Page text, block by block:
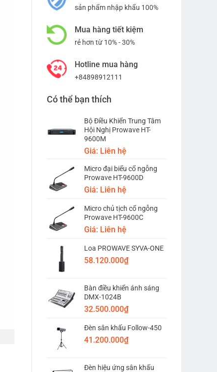
sản phẩm nhập khẩu 100%
Mua hàng tiết kiệm
rẻ hơn từ 10% - 30%
Hotline mua hàng
+84898912111
Có thể bạn thích
Bộ Điều Khiển Trung Tâm
Hội Nghị Prowave HT-
9600M
Giá: Liên hệ
Micro đại biểu cổ ngỗng
Prowave HT-9600D
Giá: Liên hệ
Micro chủ tịch cổ ngỗng
Prowave HT-9600C
Giá: Liên hệ
Loa PROWAVE SYVA-ONE
58.120.000₫
Bàn điều khiển ánh sáng
DMX-1024B
32.500.000₫
Đèn sân khấu Follow-450
41.200.000₫
Đèn hiệu ứng sân khấu